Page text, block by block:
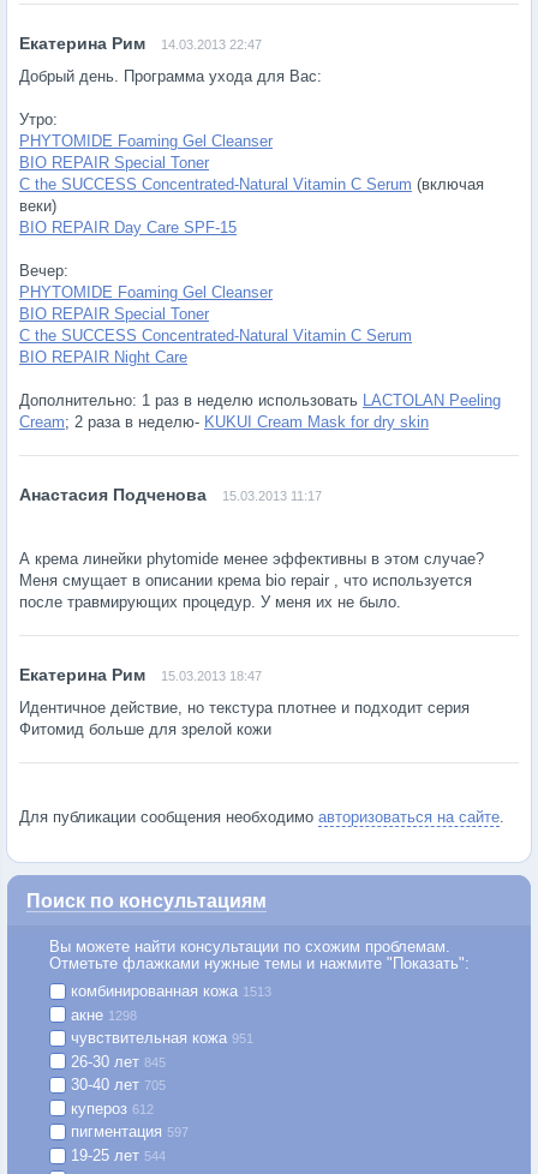
14.03.2013 22:47
Добрый день. Программа ухода для Вас:
Утро:
PHYTOMIDE Foaming Gel Cleanser
BIO REPAIR Special Toner
C the SUCCESS Concentrated-Natural Vitamin C Serum (включая
веки)
BIO REPAIR Day Care SPF-15
Вечер:
PHYTOMIDE Foaming Gel Cleanser
BIO REPAIR Special Toner
C the SUCCESS Concentrated-Natural Vitamin C Serum
BIO REPAIR Night Care
Дополнительно: 1 раз в неделю использовать LACTOLAN Peeling
Cream; 2 раза в неделю- KUKUI Cream Mask for dry skin
15.03.2013 11:17
А крема линейки phytomide менее эффективны в этом случае?
Меня смущает в описании крема bio repair , что используется
после травмирующих процедур. У меня их не было.
15.03.2013 18:47
Идентичное действие, но текстура плотнее и подходит серия
Фитомид больше для зрелой кожи
Для публикации сообщения необходимо авторизоваться на сайте.
Поиск по консультациям
Вы можете найти консультации по схожим проблемам.
Отметьте флажками нужные темы и нажмите "Показать":
комбинированная кожа 1513
акне 1298
чувствительная кожа 951
26-30 лет 845
30-40 лет 705
купероз 612
пигментация 597
19-25 лет 544